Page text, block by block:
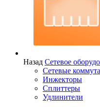
Назад Сетевое
Сетевые
Инжекторы
Сплиттеры
Удлинители